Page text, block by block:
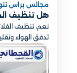
مجالس براس
هل تنظيف
نعم، تنظيف
تدفق الهواء